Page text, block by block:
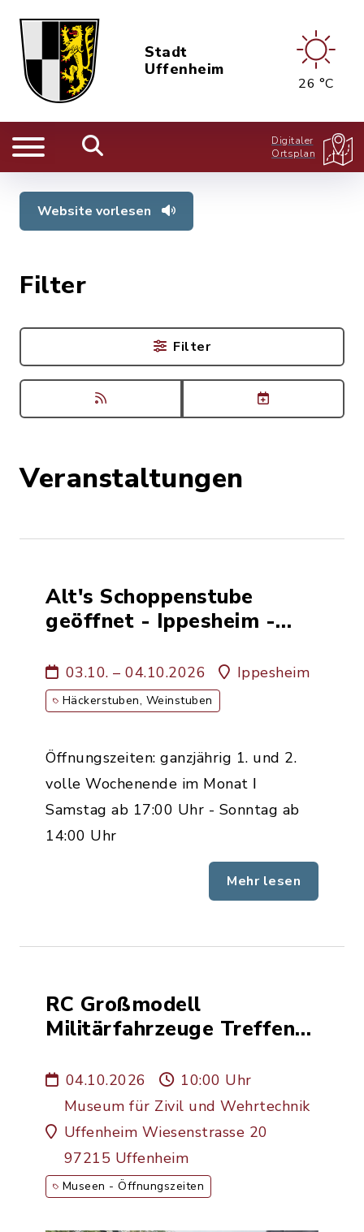
Stadt
Uffenheim
26 °C
Digitaler
Ortsplan
Website vorlesen
Veranstaltungen
Alt's Schoppenstube
geöffnet - Ippesheim -
03.10. – 04.10.2026 Ippesheim
Häckerstuben, Weinstuben
Öffnungszeiten: ganzjährig 1. und 2.
volle Wochenende im Monat ǀ
Samstag ab 17:00 Uhr - Sonntag ab
14:00 Uhr
Mehr lesen
RC Großmodell
Militärfahrzeuge Treffen
04.10.2026
10:00 Uhr
Museum für Zivil und Wehrtechnik
Uffenheim Wiesenstrasse 20
97215 Uffenheim
Museen - Öffnungszeiten
Filter
Filter